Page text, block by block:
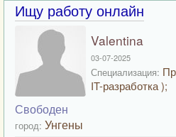
Ищу работу онлайн
Valentina
03-07-2025
Специализация:
IT-разработка );
Свободен
город: Унгены